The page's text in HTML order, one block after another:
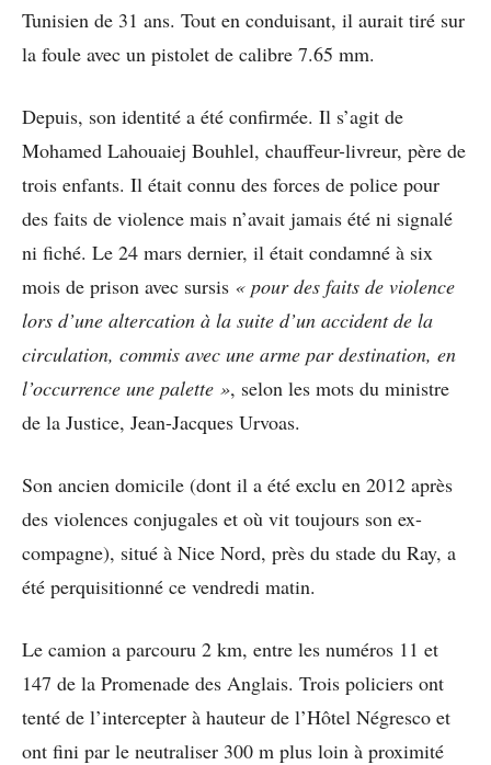
Tunisien de 31 ans. Tout en conduisant, il aurait tiré sur
la foule avec un pistolet de calibre 7.65 mm.
Depuis, son identité a été confirmée. Il s’agit de
Mohamed Lahouaiej Bouhlel, chauffeur-livreur, père de
trois enfants. Il était connu des forces de police pour
des faits de violence mais n’avait jamais été ni signalé
ni fiché. Le 24 mars dernier, il était condamné à six
mois de prison avec sursis « pour des faits de violence
lors d’une altercation à la suite d’un accident de la
circulation, commis avec une arme par destination, en
l’occurrence une palette », selon les mots du ministre
de la Justice, Jean-Jacques Urvoas.
Son ancien domicile (dont il a été exclu en 2012 après
des violences conjugales et où vit toujours son ex-
compagne), situé à Nice Nord, près du stade du Ray, a
été perquisitionné ce vendredi matin.
Le camion a parcouru 2 km, entre les numéros 11 et
147 de la Promenade des Anglais. Trois policiers ont
tenté de l’intercepter à hauteur de l’Hôtel Négresco et
ont fini par le neutraliser 300 m plus loin à proximité